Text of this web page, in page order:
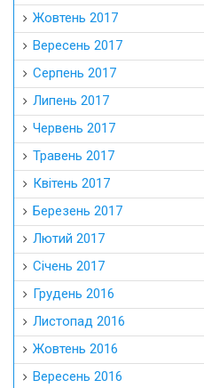
Жовтень 2017
Вересень 2017
Серпень 2017
Липень 2017
Червень 2017
Травень 2017
Квітень 2017
Березень 2017
Лютий 2017
Січень 2017
Грудень 2016
Листопад 2016
Жовтень 2016
Вересень 2016